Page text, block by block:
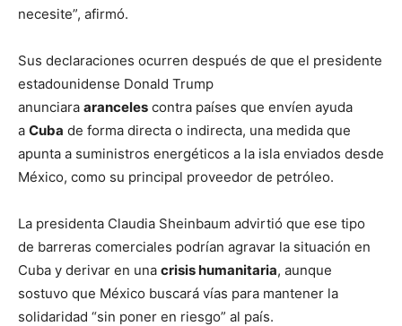
necesite”, afirmó.
Sus declaraciones ocurren después de que el presidente
estadounidense Donald Trump
anunciara aranceles contra países que envíen ayuda
a Cuba de forma directa o indirecta, una medida que
apunta a suministros energéticos a la isla enviados desde
México, como su principal proveedor de petróleo.
La presidenta Claudia Sheinbaum advirtió que ese tipo
de barreras comerciales podrían agravar la situación en
Cuba y derivar en una crisis humanitaria, aunque
sostuvo que México buscará vías para mantener la
solidaridad “sin poner en riesgo” al país.